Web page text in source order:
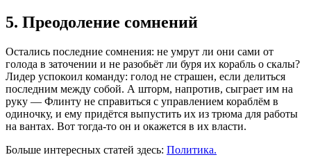
5. Преодоление сомнений
Остались последние сомнения: не умрут ли они сами от
голода в заточении и не разобьёт ли буря их корабль о скалы?
Лидер успокоил команду: голод не страшен, если делиться
последним между собой. А шторм, напротив, сыграет им на
руку — Флинту не справиться с управлением кораблём в
одиночку, и ему придётся выпустить их из трюма для работы
на вантах. Вот тогда-то он и окажется в их власти.
Больше интересных статей здесь: Политика.